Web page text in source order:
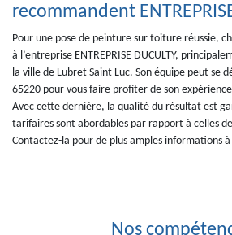
recommandent
Pour une pose de peinture sur toiture réussie,
à l’entreprise ENTREPRISE DUCULTY,
la ville de Lubret Saint Luc. Son équipe peut se
65220 pour vous faire profiter de son
Avec cette dernière, la qualité du résultat est
tarifaires sont abordables par rapport à celles
Contactez-la pour de plus amples informations à
Nos